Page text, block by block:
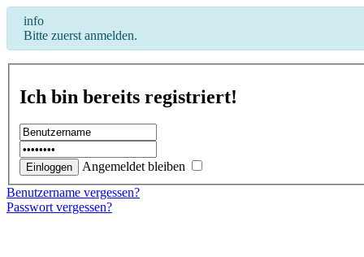
info
Bitte zuerst anmelden.
Ich bin bereits registriert!
Angemeldet bleiben
Benutzername vergessen?
Passwort vergessen?